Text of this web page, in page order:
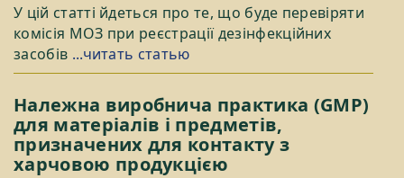
У цій статті йдеться про те, що буде перевіряти
комісія МОЗ при реєстрації дезінфекційних
засобів ...читать статью
Належна виробнича практика (GMP)
для матеріалів і предметів,
призначених для контакту з
харчовою продукцією